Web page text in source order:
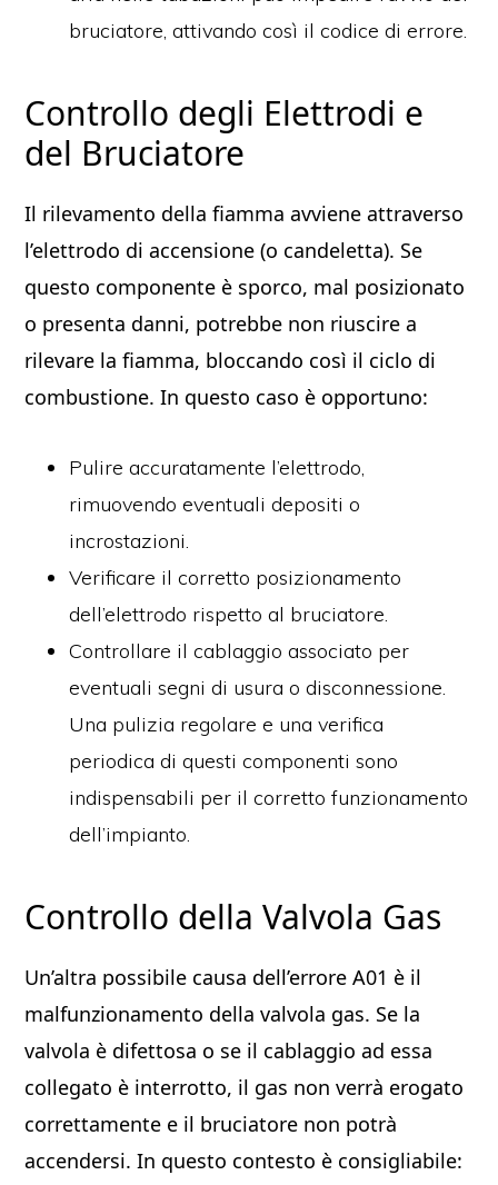
bruciatore, attivando così il codice di errore.
Controllo degli Elettrodi e
del Bruciatore
Il rilevamento della fiamma avviene attraverso
l’elettrodo di accensione (o candeletta). Se
questo componente è sporco, mal posizionato
o presenta danni, potrebbe non riuscire a
rilevare la fiamma, bloccando così il ciclo di
combustione. In questo caso è opportuno:
Pulire accuratamente l’elettrodo,
rimuovendo eventuali depositi o
incrostazioni.
Verificare il corretto posizionamento
dell’elettrodo rispetto al bruciatore.
Controllare il cablaggio associato per
eventuali segni di usura o disconnessione.
Una pulizia regolare e una verifica
periodica di questi componenti sono
indispensabili per il corretto funzionamento
dell’impianto.
Controllo della Valvola Gas
Un’altra possibile causa dell’errore A01 è il
malfunzionamento della valvola gas. Se la
valvola è difettosa o se il cablaggio ad essa
collegato è interrotto, il gas non verrà erogato
correttamente e il bruciatore non potrà
accendersi. In questo contesto è consigliabile: